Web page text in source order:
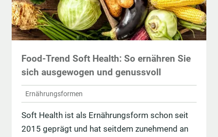
Food-Trend Soft Health: So ernähren Sie
sich ausgewogen und genussvoll
Ernährungsformen
Soft Health ist als Ernährungsform schon seit
2015 geprägt und hat seitdem zunehmend an